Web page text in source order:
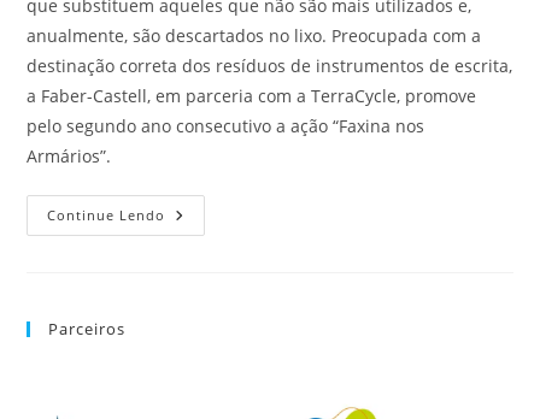
que substituem aqueles que não são mais utilizados e,
anualmente, são descartados no lixo. Preocupada com a
destinação correta dos resíduos de instrumentos de escrita,
a Faber-Castell, em parceria com a TerraCycle, promove
pelo segundo ano consecutivo a ação “Faxina nos
Armários”.
Continue Lendo
Parceiros